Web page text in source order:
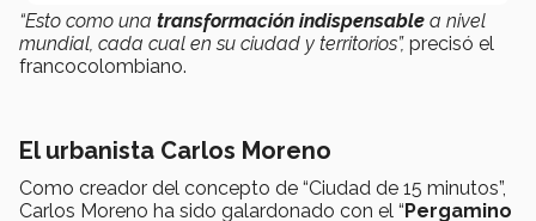
“Esto como una transformación indispensable a nivel
mundial, cada cual en su ciudad y territorios”, precisó el
francocolombiano.
El urbanista Carlos Moreno
Como creador del concepto de “Ciudad de 15 minutos”,
Carlos Moreno ha sido galardonado con el “ Pergamino